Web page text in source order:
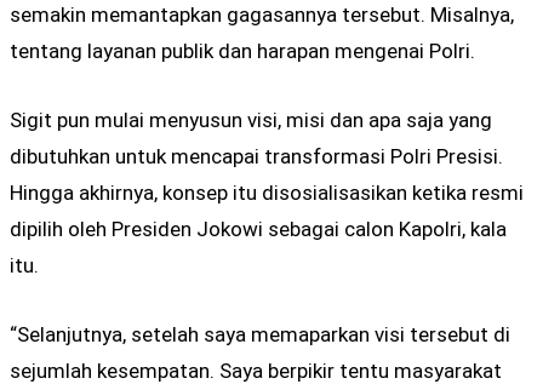
semakin memantapkan gagasannya tersebut. Misalnya,
tentang layanan publik dan harapan mengenai Polri.
Sigit pun mulai menyusun visi, misi dan apa saja yang
dibutuhkan untuk mencapai transformasi Polri Presisi.
Hingga akhirnya, konsep itu disosialisasikan ketika resmi
dipilih oleh Presiden Jokowi sebagai calon Kapolri, kala
itu.
“Selanjutnya, setelah saya memaparkan visi tersebut di
sejumlah kesempatan. Saya berpikir tentu masyarakat